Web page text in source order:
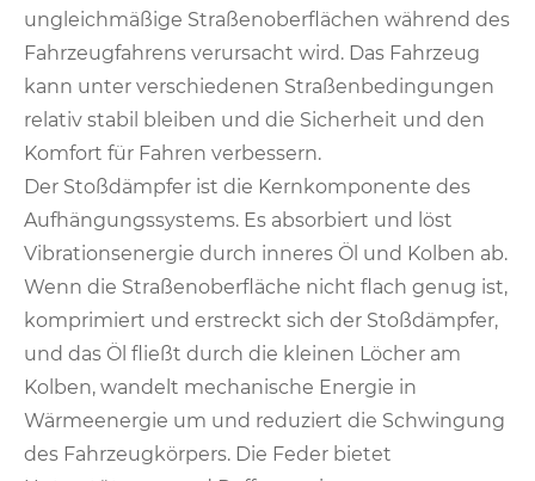
ungleichmäßige Straßenoberflächen während des
Fahrzeugfahrens verursacht wird. Das Fahrzeug
kann unter verschiedenen Straßenbedingungen
relativ stabil bleiben und die Sicherheit und den
Komfort für Fahren verbessern.
Der Stoßdämpfer ist die Kernkomponente des
Aufhängungssystems. Es absorbiert und löst
Vibrationsenergie durch inneres Öl und Kolben ab.
Wenn die Straßenoberfläche nicht flach genug ist,
komprimiert und erstreckt sich der Stoßdämpfer,
und das Öl fließt durch die kleinen Löcher am
Kolben, wandelt mechanische Energie in
Wärmeenergie um und reduziert die Schwingung
des Fahrzeugkörpers. Die Feder bietet